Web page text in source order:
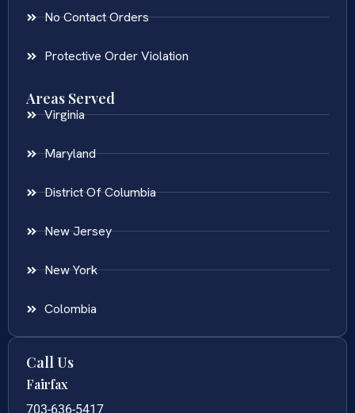
No Contact Orders
Protective Order Violation
Areas Served
Virginia
Maryland
District Of Columbia
New Jersey
New York
Colombia
Call Us
Fairfax
703-636-5417